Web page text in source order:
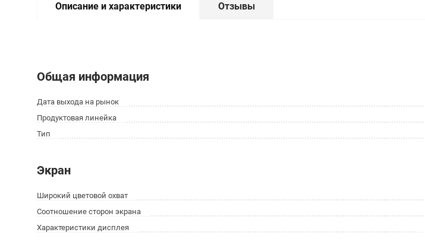
Описание и характеристики Отзывы
Общая информация
Дата выхода на рынок
Продуктовая линейка
Тип
Экран
Широкий цветовой охват
Соотношение сторон экрана
Характеристики дисплея